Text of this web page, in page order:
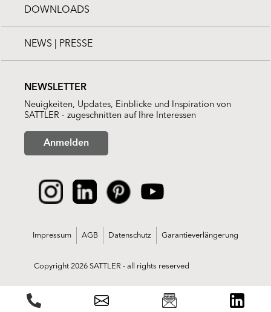
DOWNLOADS
NEWS | PRESSE
NEWSLETTER
Neuigkeiten, Updates, Einblicke und Inspiration von
SATTLER - zugeschnitten auf Ihre Interessen
Anmelden
Impressum AGB Datenschutz Garantieverlängerung
Copyright 2026 SATTLER - all rights reserved